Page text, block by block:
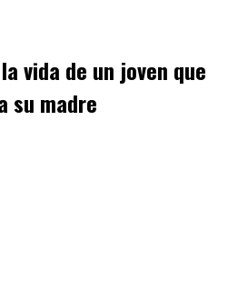
vida de un joven que
su madre